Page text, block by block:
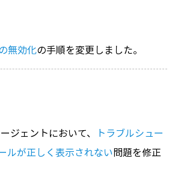
無効化の手順を変更しました。
ジェントにおいて、
トラブルシュー
ルが正しく表示されない問題を修正